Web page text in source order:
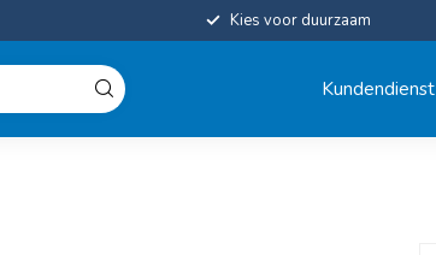
Kies voor duurzaam
Kundendienst